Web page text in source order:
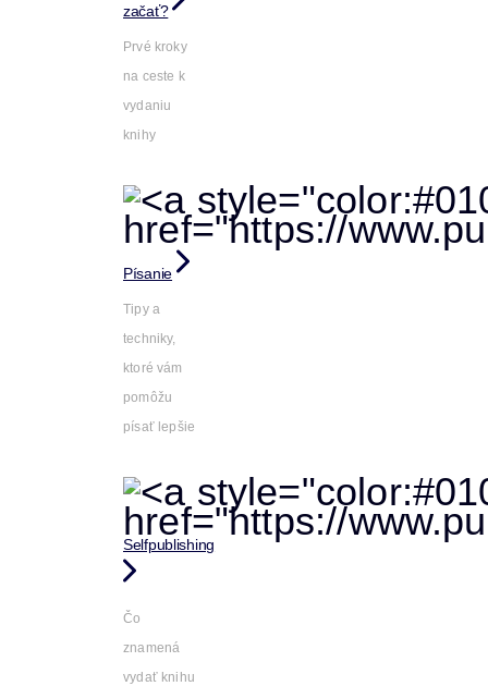
začať?
Prvé kroky
na ceste k
vydaniu
knihy
Písanie
Tipy a
techniky,
ktoré vám
pomôžu
písať lepšie
Selfpublishing
Čo
znamená
vydať knihu